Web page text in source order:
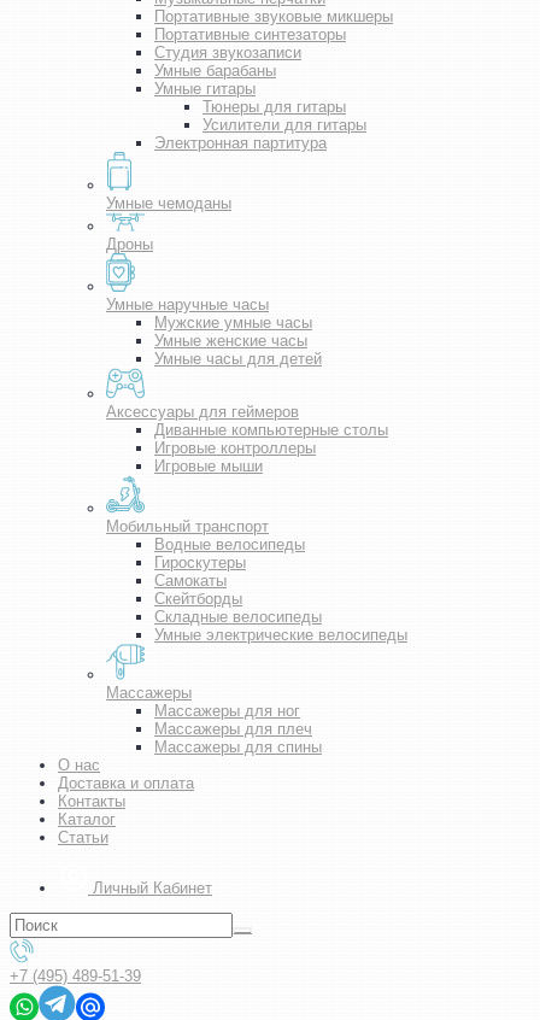
Портативные звуковые микшеры
Портативные синтезаторы
Студия звукозаписи
Умные барабаны
Умные гитары
Тюнеры для гитары
Усилители для гитары
Электронная партитура
Умные чемоданы
Дроны
Умные наручные часы
Мужские умные часы
Умные женские часы
Умные часы для детей
Аксессуары для геймеров
Диванные компьютерные столы
Игровые контроллеры
Игровые мыши
Мобильный транспорт
Водные велосипеды
Гироскутеры
Самокаты
Скейтборды
Складные велосипеды
Умные электрические велосипеды
Массажеры
Массажеры для ног
Массажеры для плеч
Массажеры для спины
О нас
Доставка и оплата
Контакты
Каталог
Статьи
Личный Кабинет
+7 (495) 489-51-39